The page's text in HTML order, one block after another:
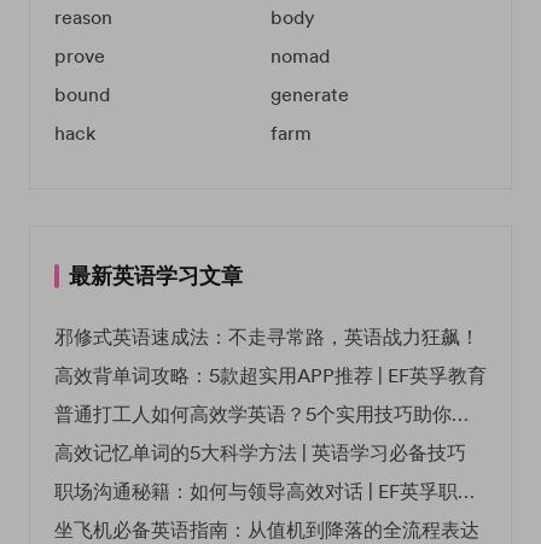
reason
body
prove
nomad
bound
generate
hack
farm
最新英语学习文章
邪修式英语速成法：不走寻常路，英语战力狂飙！
高效背单词攻略：5款超实用APP推荐 | EF英孚教育
普通打工人如何高效学英语？5个实用技巧助你突破职场瓶颈
高效记忆单词的5大科学方法 | 英语学习必备技巧
职场沟通秘籍：如何与领导高效对话 | EF英孚职场指南
坐飞机必备英语指南：从值机到降落的全流程表达